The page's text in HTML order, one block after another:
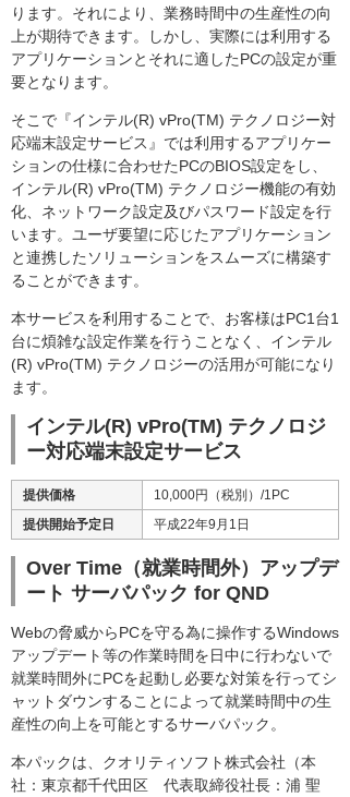
ります。それにより、業務時間中の生産性の向
上が期待できます。しかし、実際には利用する
アプリケーションとそれに適したPCの設定が重
要となります。
そこで『インテル(R) vPro(TM) テクノロジー対
応端末設定サービス』では利用するアプリケー
ションの仕様に合わせたPCのBIOS設定をし、
インテル(R) vPro(TM) テクノロジー機能の有効
化、ネットワーク設定及びパスワード設定を行
います。ユーザ要望に応じたアプリケーション
と連携したソリューションをスムーズに構築す
ることができます。
本サービスを利用することで、お客様はPC1台1
台に煩雑な設定作業を行うことなく、インテル
(R) vPro(TM) テクノロジーの活用が可能になり
ます。
インテル(R) vPro(TM) テクノロジ
ー対応端末設定サービス
提供価格
10,000円（税別）/1PC
提供開始予定日
平成22年9月1日
Over Time（就業時間外）アップデ
ート サーバパック for QND
Webの脅威からPCを守る為に操作するWindows
アップデート等の作業時間を日中に行わないで
就業時間外にPCを起動し必要な対策を行ってシ
ャットダウンすることによって就業時間中の生
産性の向上を可能とするサーバパック。
本パックは、クオリティソフト株式会社（本
社：東京都千代田区 代表取締役社長：浦 聖